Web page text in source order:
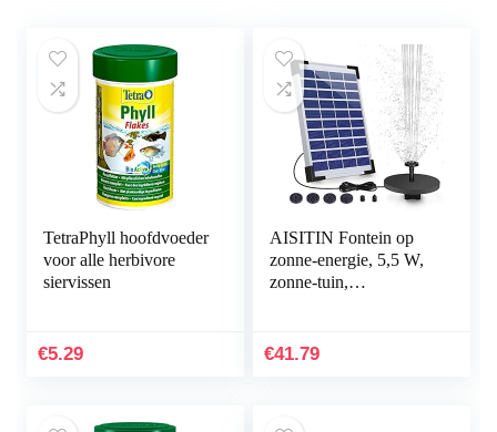
TetraPhyll hoofdvoeder
voor alle herbivore
siervissen
€5.29
AISITIN Fontein op
zonne-energie, 5,5 W,
zonne-tuin,
sproeiers en
€41.79